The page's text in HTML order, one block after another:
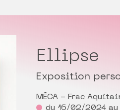
Ellipse
Exposition
MÉCA - Frac
du 16/02/2024